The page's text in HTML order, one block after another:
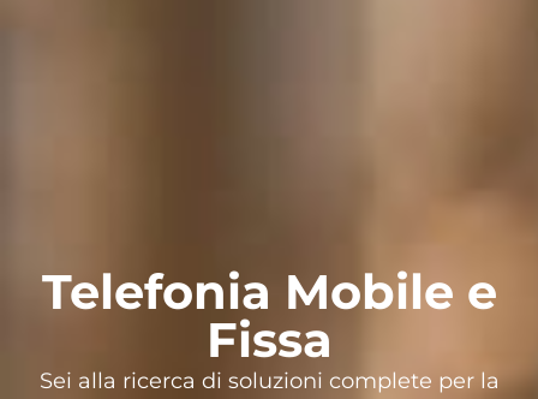
Telefonia Mobile e
Fissa
Sei alla ricerca di soluzioni complete per la